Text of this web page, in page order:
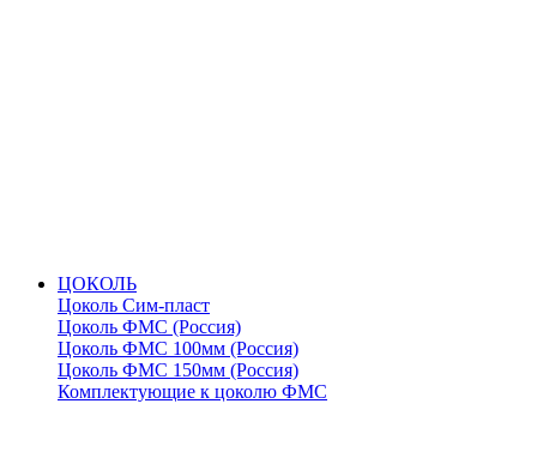
ЦОКОЛЬ
Цоколь Сим-пласт
Цоколь ФМС (Россия)
Цоколь ФМС 100мм (Россия)
Цоколь ФМС 150мм (Россия)
Комплектующие к цоколю ФМС